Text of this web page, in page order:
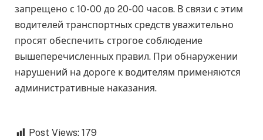
запрещено с 10-00 до 20-00 часов. В связи с этим
водителей транспортных средств уважительно
просят обеспечить строгое соблюдение
вышеперечисленных правил. При обнаружении
нарушений на дороге к водителям применяются
административные наказания.
Post Views: 179